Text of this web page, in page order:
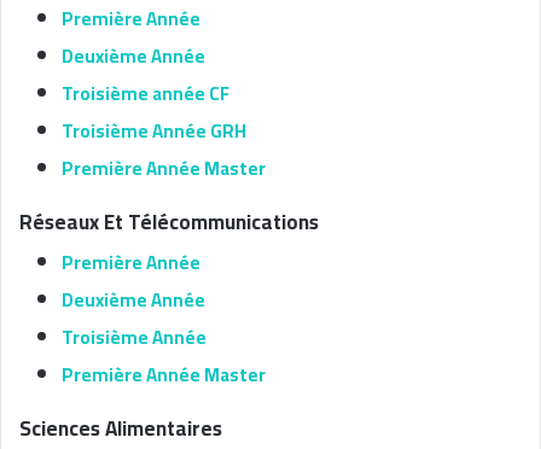
Première Année
Deuxième Année
Troisième année CF
Troisième Année GRH
Première Année Master
Réseaux Et Télécommunications
Première Année
Deuxième Année
Troisième Année
Première Année Master
Sciences Alimentaires